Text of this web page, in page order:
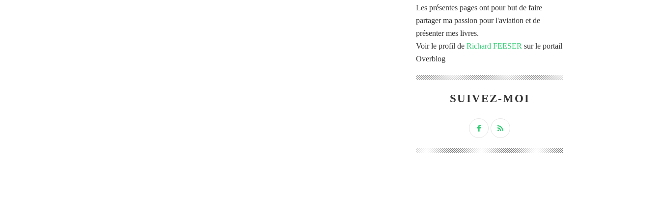
Les présentes pages ont pour but de faire
partager ma passion pour l'aviation et de
présenter mes livres.
Voir le profil de Richard FEESER sur le portail
Overblog
SUIVEZ-MOI